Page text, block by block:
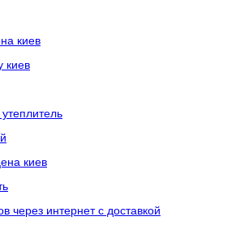
киев
киев
киев
через интернет с доставкой